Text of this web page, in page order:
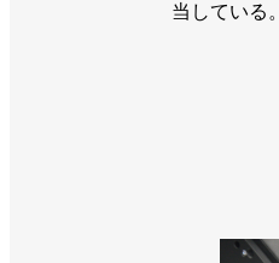
当している。